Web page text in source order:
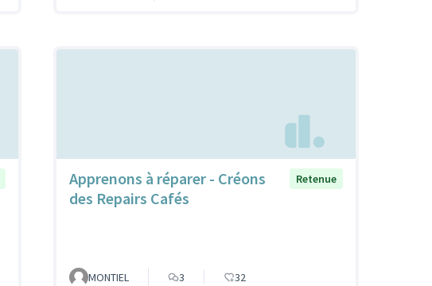
Apprenons à réparer - Créons
des Repairs Cafés
Retenue
MONTIEL 3 32